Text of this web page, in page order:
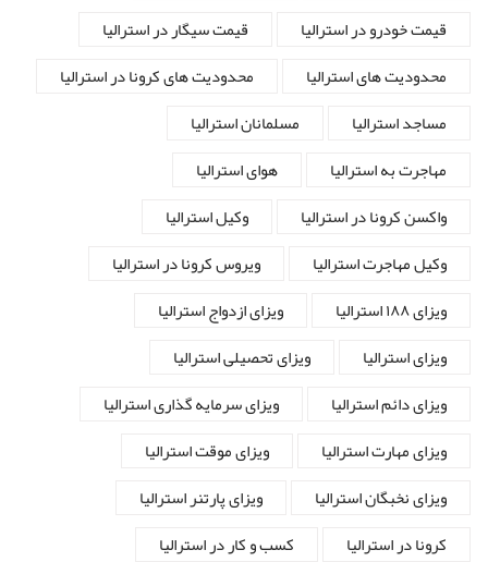
قیمت خودرو در استرالیا
قیمت سیگار در استرالیا
محدودیت های استرالیا
محدودیت های کرونا در استرالیا
مساجد استرالیا
مسلمانان استرالیا
مهاجرت به استرالیا
هوای استرالیا
واکسن کرونا در استرالیا
وکیل استرالیا
وکیل مهاجرت استرالیا
ویروس کرونا در استرالیا
ویزای ۱۸۸ استرالیا
ویزای ازدواج استرالیا
ویزای استرالیا
ویزای تحصیلی استرالیا
ویزای دائم استرالیا
ویزای سرمایه گذاری استرالیا
ویزای مهارت استرالیا
ویزای موقت استرالیا
ویزای نخبگان استرالیا
ویزای پارتنر استرالیا
کرونا در استرالیا
کسب و کار در استرالیا